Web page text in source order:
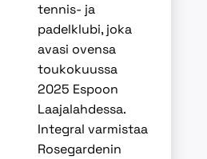
tennis- ja
padelklubi, joka
avasi ovensa
toukokuussa
2025 Espoon
Laajalahdessa.
Integral varmistaa
Rosegardenin